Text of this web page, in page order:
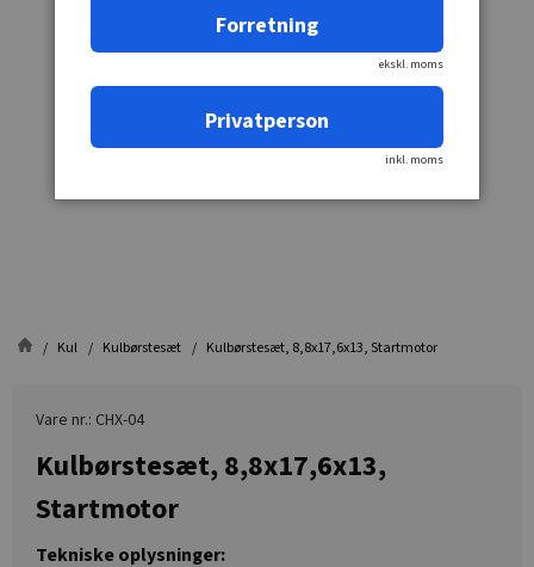
Kul Kulbørstesæt Kulbørstesæt, 8,8x17,6x13, Startmotor
Vare nr.: CHX-04
Kulbørstesæt, 8,8x17,6x13,
Startmotor
Tekniske oplysninger:
Forretning
ekskl. moms
Privatperson
inkl. moms